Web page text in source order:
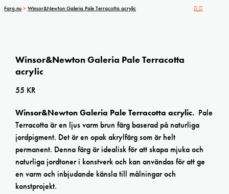
Farg.nu > Winsor&Newton Galeria Pale Terracotta acrylic
Winsor&Newton Galeria Pale Terracotta
acrylic
55 KR
Winsor&Newton Galeria Pale Terracotta acrylic. Pale
Terracotta är en ljus varm brun färg baserad på naturliga
jordpigment. Det är en opak akrylfärg som är helt
permanent. Denna färg är idealisk för att skapa mjuka och
naturliga jordtoner i konstverk och kan användas för att ge
en varm och inbjudande känsla till målningar och
konstprojekt.